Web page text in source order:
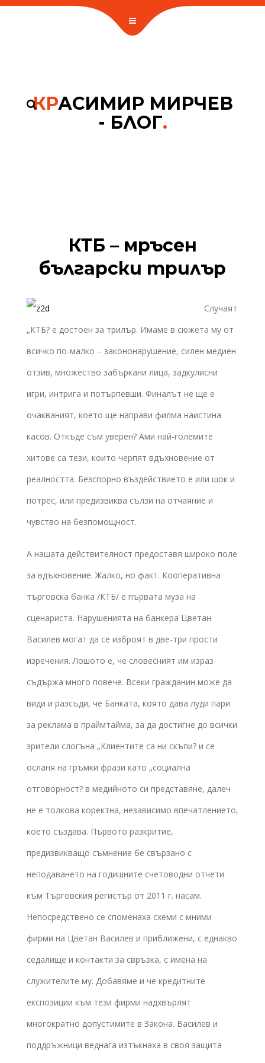
КРАСИМИР МИРЧЕВ
- БЛОГ.
КТБ – мръсен
български трилър
Случаят
„КТБ? е достоен за трилър. Имаме в сюжета му от
всичко по-малко – закононарушение, силен медиен
отзив, множество забъркани лица, задкулисни
игри, интрига и потърпевши. Финалът не ще е
очакваният, което ще направи филма наистина
касов. Откъде съм уверен? Ами най-големите
хитове са тези, които черпят вдъхновение от
реалността. Безспорно въздействието е или шок и
потрес, или предизвиква сълзи на отчаяние и
чувство на безпомощност.
А нашата действителност предоставя широко поле
за вдъхновение. Жалко, но факт. Кооперативна
търговска банка /КТБ/ е първата муза на
сценариста. Нарушенията на банкера Цветан
Василев могат да се изброят в две-три прости
изречения. Лошото е, че словесният им израз
съдържа много повече. Всеки гражданин може да
види и разсъди, че Банката, която дава луди пари
за реклама в праймтайма, за да достигне до всички
зрители слогъна „Клиентите са ни скъпи? и се
осланя на гръмки фрази като „социална
отговорност? в медийното си представяне, далеч
не е толкова коректна, независимо впечатлението,
което създава. Първото разкритие,
предизвикващо съмнение бе свързано с
неподаването на годишните счетоводни отчети
към Търговския регистър от 2011 г. насам.
Непосредствено се споменаха схеми с мними
фирми на Цветан Василев и приближени, с еднакво
седалище и контакти за свръзка, с имена на
служителите му. Добавяме и че кредитните
експозиции към тези фирми надхвърлят
многократно допустимите в Закона. Василев и
поддръжници веднага изтъкнаха в своя защита